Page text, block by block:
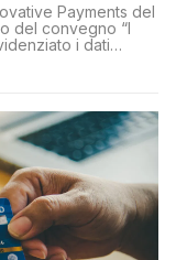
Payments del
del convegno “I
i dati
alle